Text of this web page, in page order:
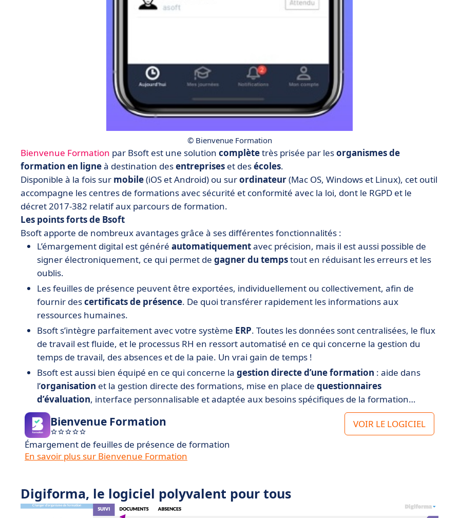
© Bienvenue Formation
Bienvenue Formation par Bsoft est une solution complètetrès prisée par lesorganismes de
formation en ligneà destination desentreprises et desécoles.
Disponible à la fois sur mobile(iOS et Android) ou surordinateur(Mac OS, Windows et Linux), cet outil
accompagne les centres de formations avec sécurité et conformité avec la loi, dont le RGPD et le
décret 2017-382 relatif aux parcours de formation.
Les points forts de Bsoft
Bsoft apporte de nombreux avantages grâce à ses différentes fonctionnalités :
L’émargement digital est généré automatiquementavec précision, mais il est aussi possible de
signer électroniquement, ce qui permet de gagner du tempstout en réduisant les erreurs et les
oublis.
Les feuilles de présence peuvent être exportées, individuellement ou collectivement, afin de
fournir descertificats de présence. De quoi transférer rapidement les informations aux
ressources humaines.
Bsoft s’intègre parfaitement avec votre système ERP. Toutes les données sont centralisées, le flux
de travail est fluide, et le processus RH en ressort automatisé en ce qui concerne la gestion du
temps de travail, des absences et de la paie. Un vrai gain de temps !
Bsoft est aussi bien équipé en ce qui concerne la gestion directe d’une formation : aide dans
l’organisation et la gestion directe des formations, mise en place de questionnaires
d’évaluation, interface personnalisable et adaptée aux besoins spécifiques de la formation…
Bienvenue Formation
VOIR LE LOGICIEL
Émargement de feuilles de présence de formation
En savoir plus sur Bienvenue Formation
Digiforma, le logiciel polyvalent pour tous